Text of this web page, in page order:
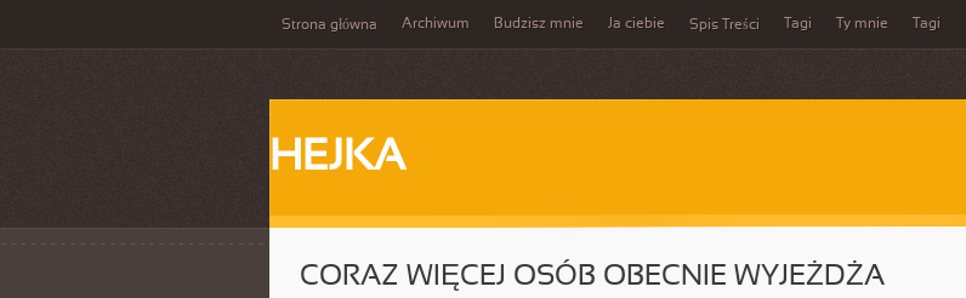
Strona główna Archiwum Budzisz mnie Ja ciebie Spis Treści Tagi Ty mnie Tagi
HEJKA
CORAZ WIĘCEJ OSÓB OBECNIE WYJEŻDŻA